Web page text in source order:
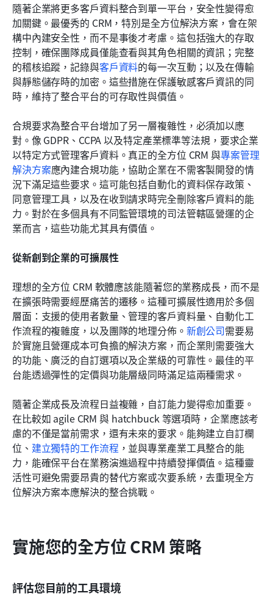
隨著企業將更多客戶資料整合到單一平台，安全性變得愈
加關鍵。最優秀的 CRM，特別是全方位解決方案，會在架
構中內建安全性，而不是事後才考慮。這包括強大的存取
控制，確保團隊成員僅能查看與其角色相關的資訊；完整
的稽核追蹤，記錄與客戶資料的每一次互動；以及在傳輸
與靜態儲存時的加密。這些措施在保護敏感客戶資訊的同
時，維持了整合平台的可存取性與價值。
合規要求為整合平台增加了另一層複雜性，必須加以應
對。像 GDPR、CCPA 以及特定產業標準等法規，要求企業
以特定方式管理客戶資料。真正的全方位 CRM 與專案管理
解決方案應內建合規功能，協助企業在不需客製開發的情
況下滿足這些要求。這可能包括自動化的資料保存政策、
同意管理工具，以及在收到請求時完全刪除客戶資料的能
力。對於在多個具有不同監管環境的司法管轄區營運的企
業而言，這些功能尤其具有價值。
從新創到企業的可擴展性
理想的全方位 CRM 軟體應該能隨著您的業務成長，而不是
在擴張時需要經歷痛苦的遷移。這種可擴展性適用於多個
層面：支援的使用者數量、管理的客戶資料量、自動化工
作流程的複雜度，以及團隊的地理分佈。 新創公司需要易
於實施且營運成本可負擔的解決方案，而企業則需要強大
的功能、廣泛的自訂選項以及企業級的可靠性。最佳的平
台能透過彈性的定價與功能層級同時滿足這兩種需求。
隨著企業成長及流程日益複雜，自訂能力變得愈加重要。
在比較如 agile CRM 與 hatchbuck 等選項時，企業應該考
慮的不僅是當前需求，還有未來的要求。能夠建立自訂欄
位、 建立獨特的工作流程 ，並與專業產業工具整合的能
力，能確保平台在業務演進過程中持續發揮價值。這種靈
活性可避免需要昂貴的替代方案或次要系統，去重現全方
位解決方案本應解決的整合挑戰。
實施您的全方位 CRM 策略
評估您目前的工具環境